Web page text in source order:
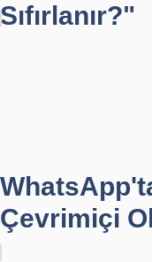
Sıfırlanır?"
Çevrimiçi